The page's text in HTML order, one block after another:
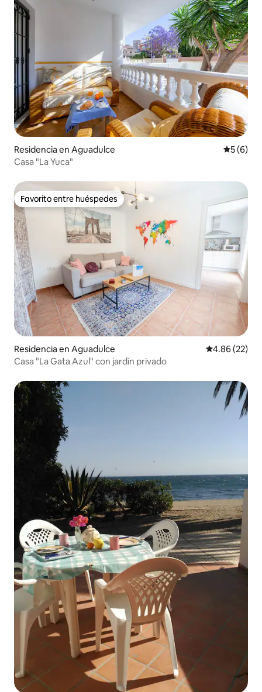
Residencia en Aguadulce
5 (6)
Casa "La Yuca"
Favorito entre huéspedes
Favorito entre huéspedes
Residencia en Aguadulce Calificación
4.86 (22)
Casa "La Gata Azul" con jardín privado